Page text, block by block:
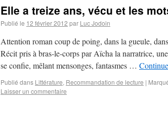
Elle a treize ans, vécu et les
Publié le 12 février 2012 par Luc Jodoin
Attention roman coup de poing, dans la gueule,
Récit pris à bras-le-corps par Aïcha la narratrice,
se confie, mêlant mensonges, fantasmes …
Publié dans Littérature, Recommandation de lecture |
Laisser un commentaire